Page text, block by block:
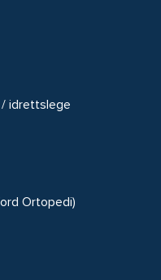
idrettslege
Ortopedi)